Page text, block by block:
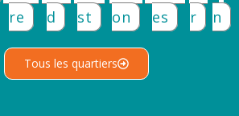
Re
D
St
On
Es
R
N
Tous les quartiers